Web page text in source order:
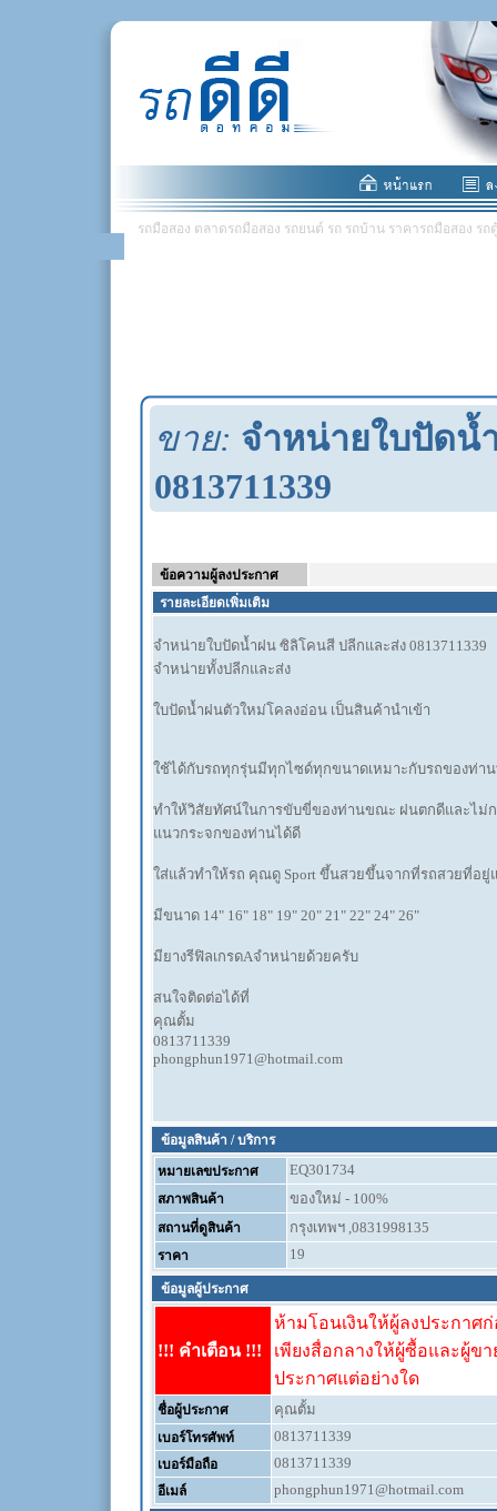
รถมือสอง ตลาดรถมือสอง รถยนต์ รถ รถบ้าน ราคารถมือสอง รถ
ขาย: จำหน่ายใบปัดน้
0813711339
ข้อความผู้ลงประกาศ
รายละเอียดเพิ่มเติม
จำหน่ายใบปัดน้ำฝน ซิลิโคนสี ปลีกและส่ง 0813711339
จำหน่ายทั้งปลีกและส่ง
ใบปัดน้ำฝนตัวใหม่โคลงอ่อน เป็นสินค้านำเข้า
ใช้ได้กับรถทุกรุ่นมีทุกไซด์ทุกขนาดเหมาะกับรถของท่า
ทำให้วิสัยทัศน์ในการขับขี่ของท่านขณะ ฝนตกดีและไม่
แนวกระจกของท่านได้ดี
ใส่แล้วทำให้รถ คุณดู Sport ขึ้นสวยขึ้นจากที่รถสวยที่อ
มีขนาด 14" 16" 18" 19" 20" 21" 22" 24" 26"
มียางรีฟิลเกรดAจำหน่ายด้วยครับ
สนใจติดต่อได้ที่
คุณตั้ม
0813711339
phongphun1971@hotmail.com
ข้อมูลสินค้า / บริการ
หมายเลขประกาศ
EQ301734
สภาพสินค้า ของใหม่ - 100%
สถานที่ดูสินค้า กรุงเทพฯ ,0831998135
ราคา 19
ข้อมูลผู้ประกาศ
!!! คำเตือน !!!
ห้ามโอนเงินให้ผู้ลงประกาศ
เพียงสื่อกลางให้ผู้ซื้อและผู้ข
ประกาศแต่อย่างใด
ชื่อผู้ประกาศ คุณตั้ม
เบอร์โทรศัพท์ 0813711339
เบอร์มือถือ 0813711339
อีเมล์ phongphun1971@hotmail.com